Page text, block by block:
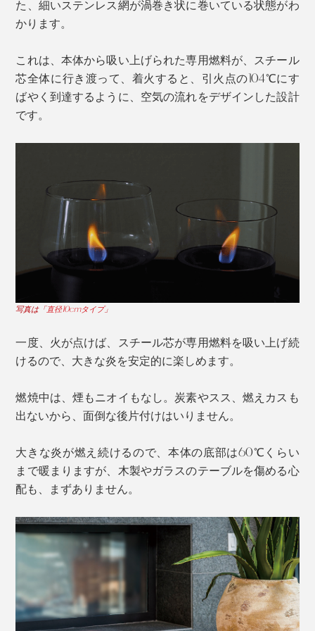
た、細いステンレス網が渦巻き状に巻いている状態がわ
かります。
これは、本体から吸い上げられた専用燃料が、スチール
芯全体に行き渡って、着火すると、引火点の104℃にす
ばやく到達するように、空気の流れをデザインした設計
です。
写真は「直径10cmタイプ」
一度、火が点けば、スチール芯が専用燃料を吸い上げ続
けるので、大きな炎を安定的に楽しめます。
燃焼中は、煙もニオイもなし。炭素やスス、燃えカスも
出ないから、面倒な後片付けはいりません。
大きな炎が燃え続けるので、本体の底部は60℃くらい
まで暖まりますが、木製やガラスのテーブルを傷める心
配も、まずありません。